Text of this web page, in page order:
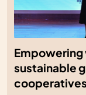
Empowering
sustainable
cooperatives